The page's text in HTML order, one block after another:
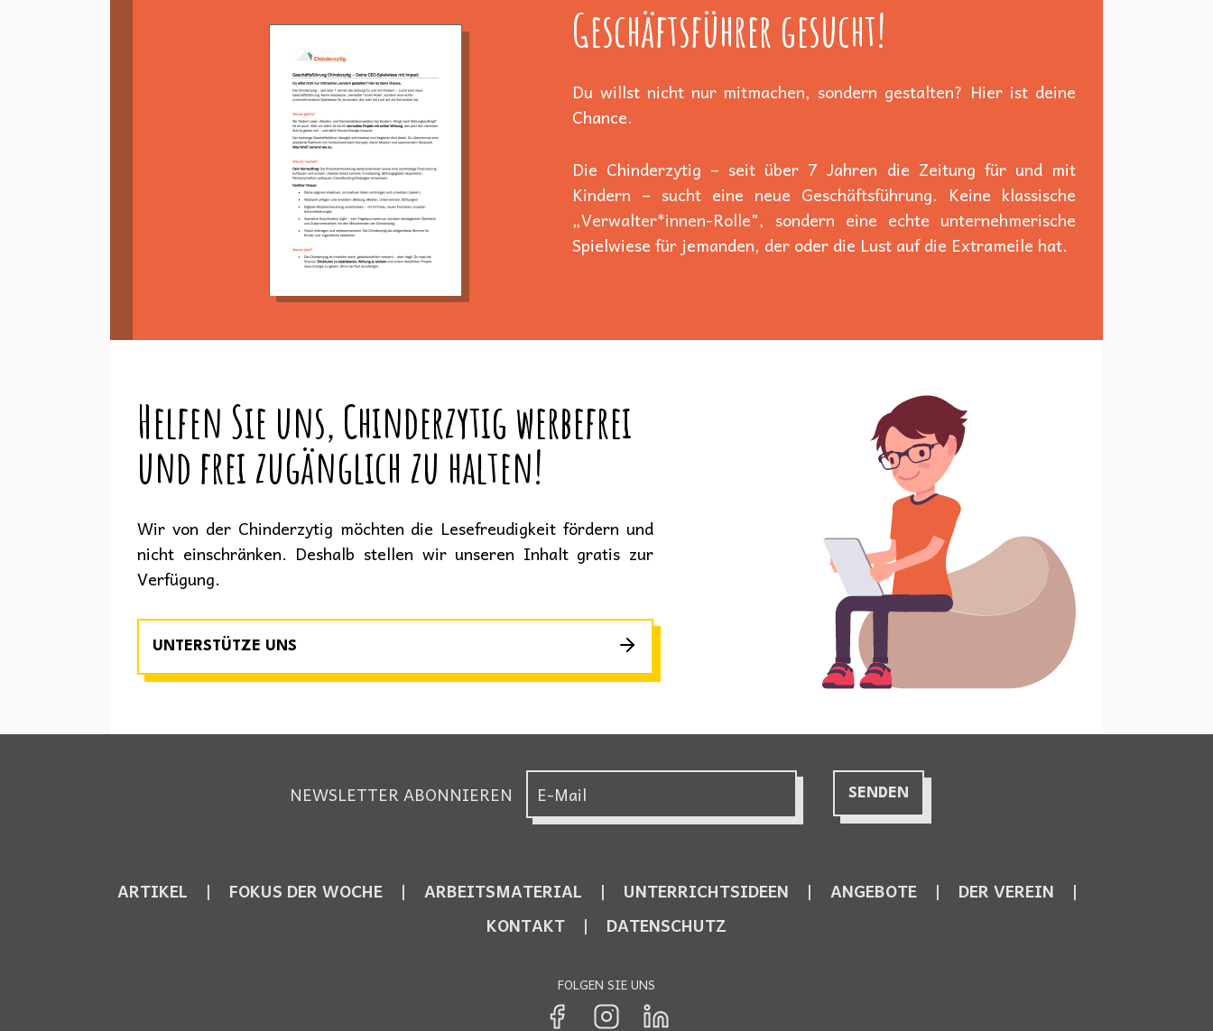
Geschäftsführer gesucht!
Du willst nicht nur mitmachen, sondern gestalten? Hier ist deine
Chance.
Die Chinderzytig – seit über 7 Jahren die Zeitung für und mit
Kindern – sucht eine neue Geschäftsführung. Keine klassische
„Verwalter*innen-Rolle", sondern eine echte unternehmerische
Spielwiese für jemanden, der oder die Lust auf die Extrameile hat.
Helfen Sie uns, Chinderzytig werbefrei
und frei zugänglich zu halten!
Wir von der Chinderzytig möchten die Lesefreudigkeit fördern und
nicht einschränken. Deshalb stellen wir unseren Inhalt gratis zur
Verfügung.
UNTERSTÜTZE UNS
NEWSLETTER ABONNIEREN
ARTIKEL FOKUS DER WOCHE ARBEITSMATERIAL UNTERRICHTSIDEEN ANGEBOTE
DER VEREIN
KONTAKT
DATENSCHUTZ
FOLGEN SIE UNS